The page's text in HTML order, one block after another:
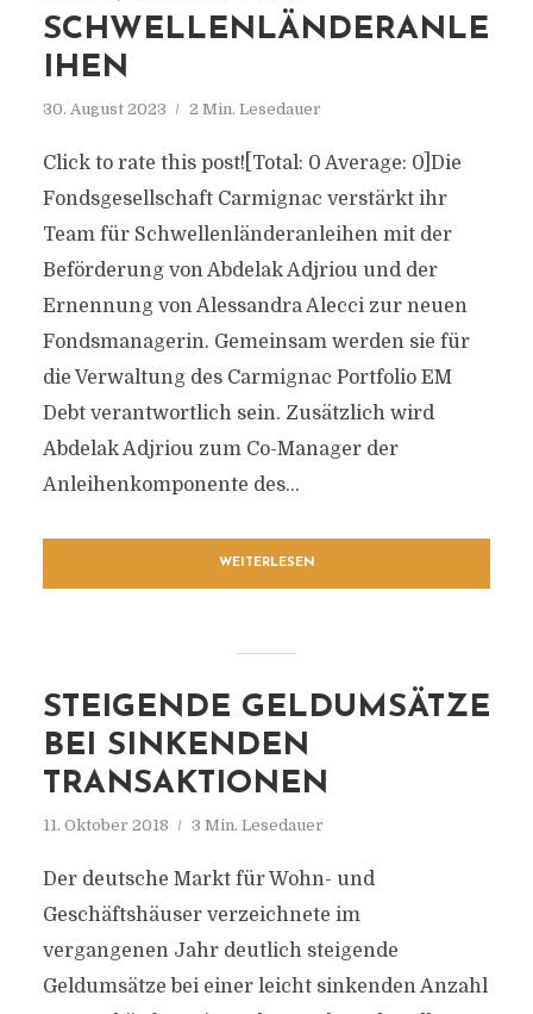
SCHWELLENLÄNDERANLE
IHEN
30. August 2023 2 Min. Lesedauer
Click to rate this post![Total: 0 Average: 0]Die
Fondsgesellschaft Carmignac verstärkt ihr
Team für Schwellenländeranleihen mit der
Beförderung von Abdelak Adjriou und der
Ernennung von Alessandra Alecci zur neuen
Fondsmanagerin. Gemeinsam werden sie für
die Verwaltung des Carmignac Portfolio EM
Debt verantwortlich sein. Zusätzlich wird
Abdelak Adjriou zum Co-Manager der
Anleihenkomponente des...
WEITERLESEN
STEIGENDE GELDUMSÄTZE
BEI SINKENDEN
TRANSAKTIONEN
11. Oktober 2018 3 Min. Lesedauer
Der deutsche Markt für Wohn- und
Geschäftshäuser verzeichnete im
vergangenen Jahr deutlich steigende
Geldumsätze bei einer leicht sinkenden Anzahl